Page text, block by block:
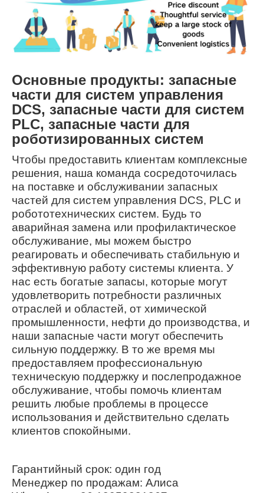
Основные продукты: запасные
части для систем управления
DCS, запасные части для систем
PLC, запасные части для
роботизированных систем
Чтобы предоставить клиентам комплексные
решения, наша команда сосредоточилась
на поставке и обслуживании запасных
частей для систем управления DCS, PLC и
робототехнических систем. Будь то
аварийная замена или профилактическое
обслуживание, мы можем быстро
реагировать и обеспечивать стабильную и
эффективную работу системы клиента. У
нас есть богатые запасы, которые могут
удовлетворить потребности различных
отраслей и областей, от химической
промышленности, нефти до производства, и
наши запасные части могут обеспечить
сильную поддержку. В то же время мы
предоставляем профессиональную
техническую поддержку и послепродажное
обслуживание, чтобы помочь клиентам
решить любые проблемы в процессе
использования и действительно сделать
клиентов спокойными.
Гарантийный срок: один год
Менеджер по продажам: Алиса